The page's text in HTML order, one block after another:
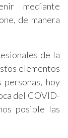
mediante
de manera
de la
elementos
personas, hoy
del COVID-
posible las